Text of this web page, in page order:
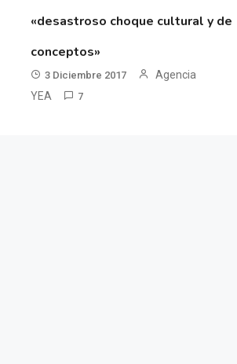
«desastroso choque cultural y de
conceptos»
3 Diciembre 2017
Agencia
YEA
7